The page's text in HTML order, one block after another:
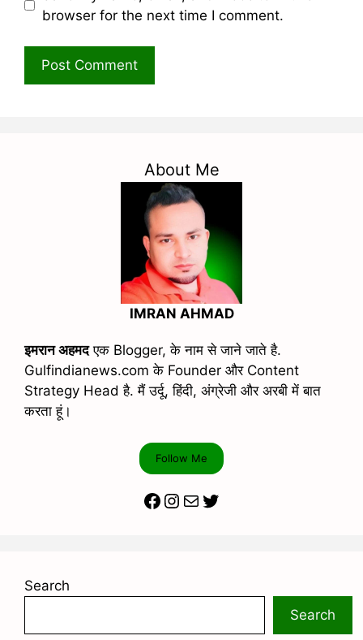
browser for the next time I comment.
About Me
IMRAN AHMAD
इमरान अहमदएक Blogger, के नाम से जाने जाते है.
Gulfindianews.com के Founder और Content
Strategy Head है. मैं उर्दू, हिंदी, अंग्रेजी और अरबी में बात
करता हूं।
Follow Me
Facebook
Instagram
MailTwitter
Search
Search